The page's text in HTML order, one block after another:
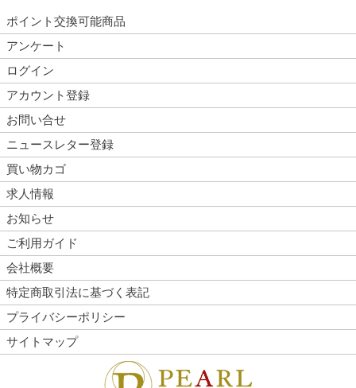
ポイント交換可能商品
アンケート
ログイン
アカウント登録
お問い合せ
ニュースレター登録
買い物カゴ
求人情報
お知らせ
ご利用ガイド
会社概要
特定商取引法に基づく表記
プライバシーポリシー
サイトマップ